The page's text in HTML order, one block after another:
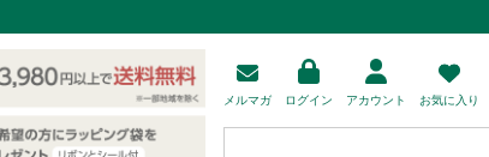
メルマガ ログイン アカウント お気に入り